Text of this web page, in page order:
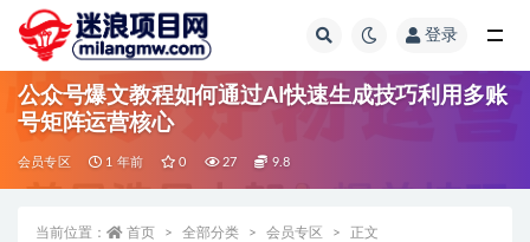
登录
公众号爆文教程如何通过AI快速生成技巧利用多账
号矩阵运营核心
会员专区 1 年前 0 27 9.8
当前位置： 首页 全部分类 会员专区 正文
全部